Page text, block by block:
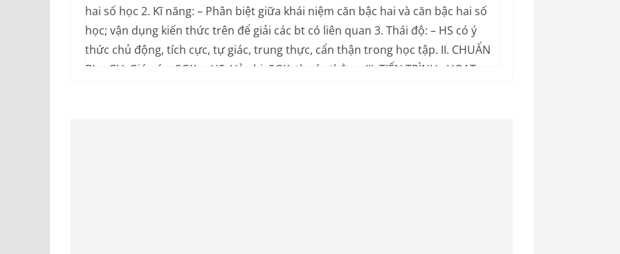
hai số học 2. Kĩ năng: – Phân biệt giữa khái niệm căn bậc hai và căn bậc hai số
học; vận dụng kiến thức trên để giải các bt có liên quan 3. Thái độ: – HS có ý
thức chủ động, tích cực, tự giác, trung thực, cẩn thận trong học tập. II. CHUẨN
BỊ. – GV: Giáo án, SGK. – HS: Vở ghi, SGK, thước thẳng. III. TIẾN TRÌNH . HOẠT